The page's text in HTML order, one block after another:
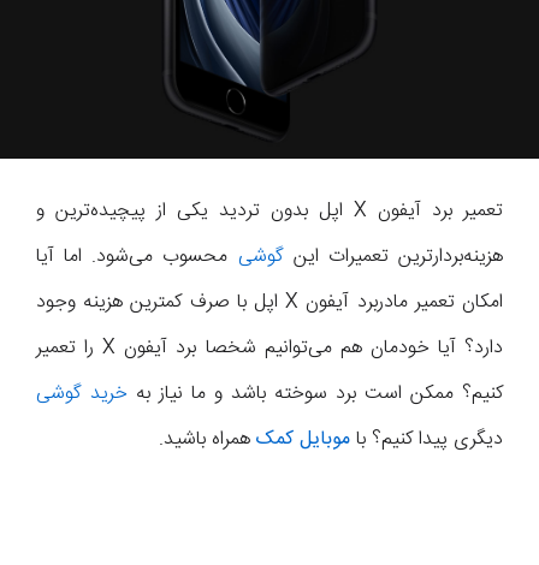
تعمیر برد آیفون X اپل بدون تردید یکی از پیچیده‌ترین و
هزینه‌بردارترین تعمیرات اینگوشی محسوب می‌شود. اما آیا
امکان تعمیر مادربرد آیفون X اپل با صرف کمترین هزینه وجود
دارد؟ آیا خودمان هم می‌توانیم شخصا برد آیفون X را تعمیر
کنیم؟ ممکن است برد سوخته باشد و ما نیاز به خرید گوشی
دیگری پیدا کنیم؟ باموبایل کمکهمراه باشید.